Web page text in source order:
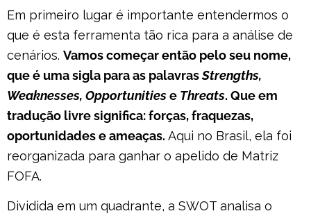
Em primeiro lugar é importante entendermos o
que é esta ferramenta tão rica para a análise de
cenários. Vamos começar então pelo seu nome,
que é uma sigla para as palavrasStrengths,
Weaknesses, Opportunitiese Threats. Que em
tradução livre significa: forças, fraquezas,
oportunidades e ameaças. Aqui no Brasil, ela foi
reorganizada para ganhar o apelido de Matriz
FOFA.
Dividida em um quadrante, a SWOT analisa o